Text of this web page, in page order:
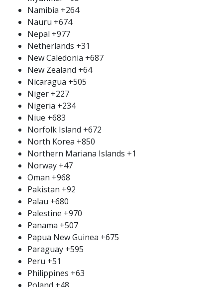
Namibia +264
Nauru +674
Nepal +977
Netherlands +31
New Caledonia +687
New Zealand +64
Nicaragua +505
Niger +227
Nigeria +234
Niue +683
Norfolk Island +672
North Korea +850
Northern Mariana Islands +1
Norway +47
Oman +968
Pakistan +92
Palau +680
Palestine +970
Panama +507
Papua New Guinea +675
Paraguay +595
Peru +51
Philippines +63